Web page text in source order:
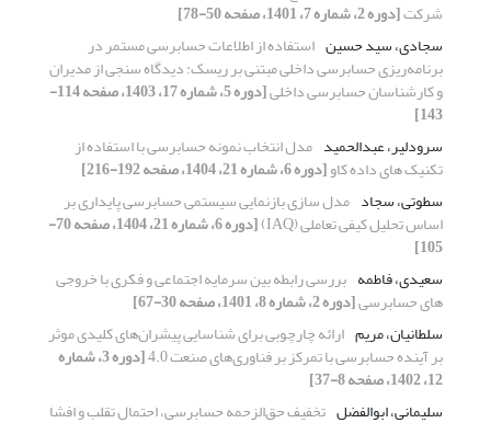
شرکت[دوره 2، شماره 7، 1401، صفحه 50-78]
سجادی، سید حسین استفاده از اطلاعات حسابرسی مستمر در
برنامه‌ریزی حسابرسی داخلی مبتنی بر ریسک: دیدگاه سنجی از مدیران
و کارشناسان حسابرسی داخلی [دوره 5، شماره 17، 1403، صفحه 114-
143]
سرودلیر، عبدالحمید مدل انتخاب نمونه حسابرسی با استفاده از
تکنیک های داده کاو[دوره 6، شماره 21، 1404، صفحه 192-216]
سطوتی، سجاد مدل سازی بازنمایی سیستمی حسابرسی پایداری بر
اساس تحلیل کیفی تعاملی (IAQ) [دوره 6، شماره 21، 1404، صفحه 70-
105]
سعیدی، فاطمه بررسی رابطه بین سرمایه اجتماعی و فکری با خروجی
های حسابرسی[دوره 2، شماره 8، 1401، صفحه 30-67]
سلطانیان، مریم ارائه چارچوبی برای شناسایی پیشران‌های کلیدی موثر
بر آینده حسابرسی با تمرکز بر فناوری‌های صنعت 4.0 [دوره 3، شماره
12، 1402، صفحه 8-37]
سلیمانی، ابوالفضل تخفیف حق‌الزحمه حسابرسی، احتمال تقلب و افشا